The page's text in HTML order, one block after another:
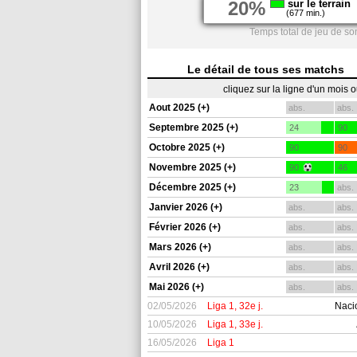
20% sur le terrain
(677 min.)
Temps total de jeu de
Le détail de tous ses matchs
cliquez sur la ligne d'un mois
Aout 2025 (+)
abs. abs.
Septembre 2025 (+) 24 90
Octobre 2025 (+) 90 90
Novembre 2025 (+) 90 46
Décembre 2025 (+) 23 abs.
Janvier 2026 (+) abs. abs.
Février 2026 (+) abs. abs.
Mars 2026 (+) abs. abs.
Avril 2026 (+) abs. abs.
Mai 2026 (+) abs. abs.
02/05/2026 Liga 1, 32e j.
10/05/2026
Liga 1, 33e j.
16/05/2026
Liga 1